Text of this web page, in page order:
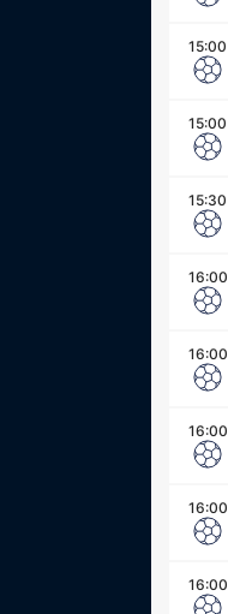
15:00
15:00
15:30
16:00
16:00
16:00
16:00
16:00